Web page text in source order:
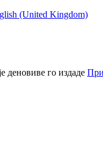
го издаде